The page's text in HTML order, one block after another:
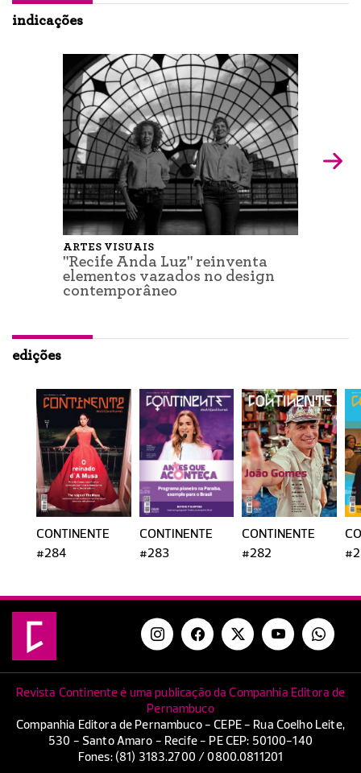
indicações
ARTES VISUAIS
"Recife Anda Luz" reinventa
elementos vazados no design
contemporâneo
edições
CONTINENTE
#284
CONTINENTE
#283
CONTINENTE
#282
Revista Continente é uma publicação da Companhia Editora de
Pernambuco
Companhia Editora de Pernambuco - CEPE - Rua Coelho Leite,
530 - Santo Amaro - Recife - PE CEP: 50100-140
Fones: (81) 3183.2700 / 0800.0811201